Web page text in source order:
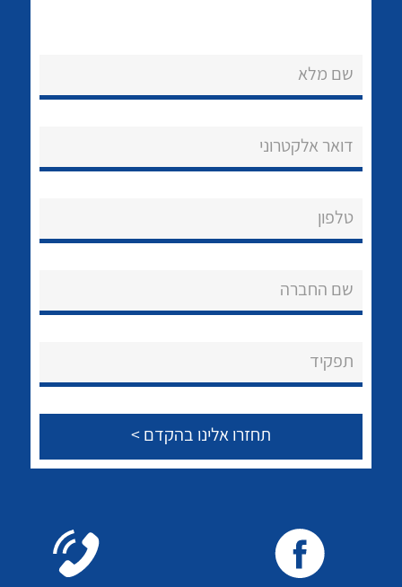
נקודות מכירה
שאלות ותשובות
צור קשר
לכל מוצרי היצרן לכל מוצרי היצרן
שם מלא
דואר אלקטרוני
טלפון
שם החברה
תפקיד